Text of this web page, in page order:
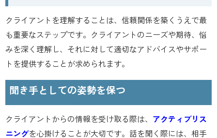
クライアントを理解することは、信頼関係を築くうえで最
も重要なステップです。クライアントのニーズや期待、悩
みを深く理解し、それに対して適切なアドバイスやサポー
トを提供することが求められます。
聞き手としての姿勢を保つ
クライアントからの情報を受け取る際は、 アクティブリス
ニングを心掛けることが大切です。話を聞く際には、相手